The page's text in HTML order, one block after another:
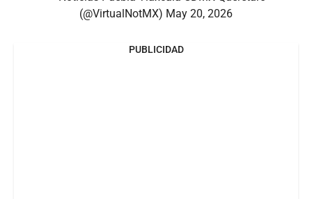
(@VirtualNotMX) May 20, 2026
PUBLICIDAD